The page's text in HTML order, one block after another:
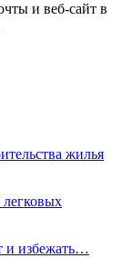
и веб-сайт в
жилья
и избежать…